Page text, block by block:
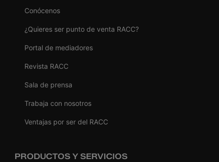
Conócenos
¿Quieres ser punto de venta RACC?
Portal de mediadores
Revista RACC
Sala de prensa
Trabaja con nosotros
Ventajas por ser del RACC
PRODUCTOS Y SERVICIOS